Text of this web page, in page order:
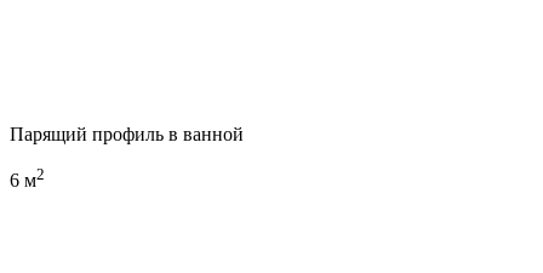
Парящий профиль в ванной
6 м2